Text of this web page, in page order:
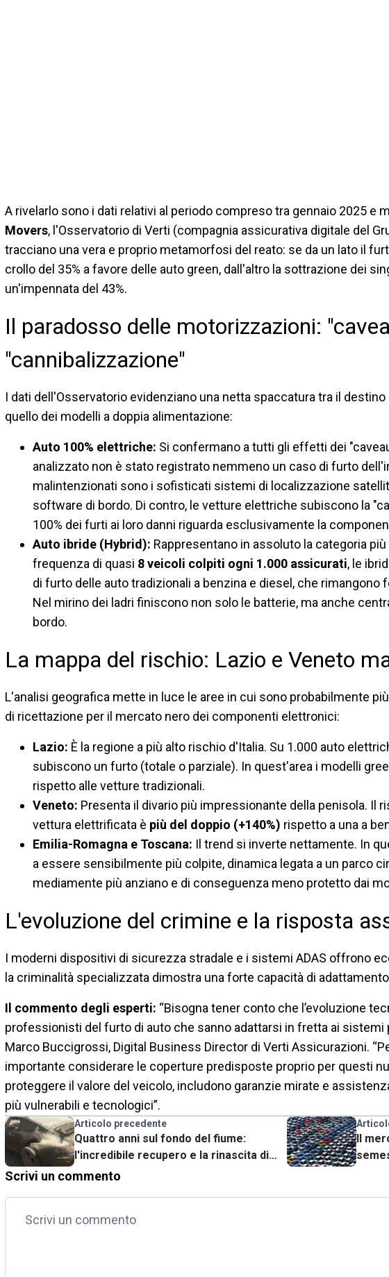
A rivelarlo sono i dati relativi al periodo compreso tra gennaio 2025 e
Movers, l'Osservatorio di Verti (compagnia assicurativa digitale del
tracciano una vera e proprio metamorfosi del reato: se da un lato il
crollo del 35% a favore delle auto green, dall'altro la sottrazione dei
un'impennata del 43%.
Il paradosso delle motorizzazioni:
"cannibalizzazione"
I dati dell'Osservatorio evidenziano una netta spaccatura tra il
quello dei modelli a doppia alimentazione:
Auto 100% elettriche: Si confermano a tutti gli effetti dei
analizzato non è stato registrato nemmeno un caso di furto
malintenzionati sono i sofisticati sistemi di localizzazione
software di bordo. Di contro, le vetture elettriche subiscono la
100% dei furti ai loro danni riguarda esclusivamente la
Auto ibride (Hybrid): Rappresentano in assoluto la categoria
frequenza di quasi 8 veicoli colpiti ogni 1.000 assicurati, le
di furto delle auto tradizionali a benzina e diesel, che rimangono
Nel mirino dei ladri finiscono non solo le batterie, ma anche
bordo.
La mappa del rischio: Lazio e Veneto
L'analisi geografica mette in luce le aree in cui sono probabilmente
di ricettazione per il mercato nero dei componenti elettronici:
Lazio: È la regione a più alto rischio d'Italia. Su 1.000 auto
subiscono un furto (totale o parziale). In quest'area i modelli
rispetto alle vetture tradizionali.
Veneto: Presenta il divario più impressionante della penisola. Il
vettura elettrificata è più del doppio (+140%) rispetto a una a
Emilia-Romagna e Toscana: Il trend si inverte nettamente. In
a essere sensibilmente più colpite, dinamica legata a un parco
mediamente più anziano e di conseguenza meno protetto dai
L'evoluzione del crimine e la risposta
I moderni dispositivi di sicurezza stradale e i sistemi ADAS offrono
la criminalità specializzata dimostra una forte capacità di
Il commento degli esperti: “Bisogna tener conto che l’evoluzione
professionisti del furto di auto che sanno adattarsi in fretta ai sistemi
Marco Buccigrossi, Digital Business Director di Verti Assicurazioni.
importante considerare le coperture predisposte proprio per questi
proteggere il valore del veicolo, includono garanzie mirate e
più vulnerabili e tecnologici”.
Articolo precedente
Quattro anni sul fondo del fiume:
l'incredibile recupero e la rinascita di
una Porsche 911
Il
Scrivi un commento